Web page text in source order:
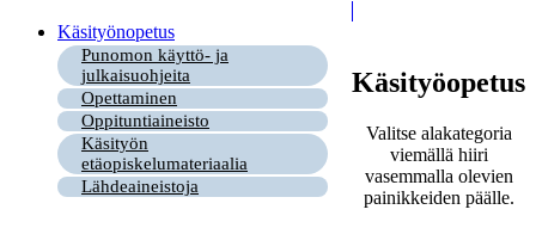
Käsityönopetus
Punomon käyttö- ja
julkaisuohjeita
Opettaminen
Oppituntiaineisto
Käsityön
etäopiskelumateriaalia
Lähdeaineistoja
Käsityöopetus
Valitse alakategoria
viemällä hiiri
vasemmalla olevien
painikkeiden päälle.